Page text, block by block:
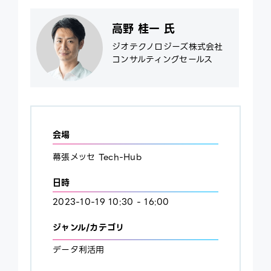
高野 桂一 氏
ジオテクノロジーズ株式会社
コンサルティングセールス
会場
幕張メッセ Tech-Hub
日時
2023-10-19 10:30 - 16:00
ジャンル/カテゴリ
データ利活用